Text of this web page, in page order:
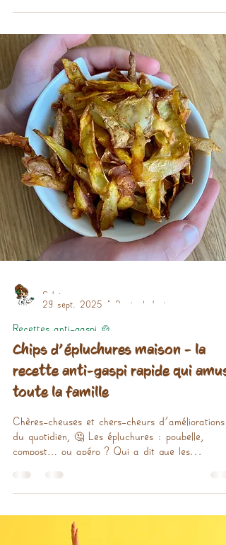
qu’il laisse derrière lui 🤔. Parce qu’à la
fait surtout gonfler la poubelle (et la facture).
Pratique ? Oui. ❌ Écologique ? Absolument
❌ Économ
Sylvie
29 sept. 2025 2 min de lecture
Recettes anti-gaspi 🍲
Chips d’épluchures maison - la
recette anti-gaspi rapide qui
toute la famille
Chères-cheuses et chers-cheurs d'améliorations
du quotidien, 🤔 Les épluchures : poubelle,
compost… ou apéro ? Qui a dit que les...